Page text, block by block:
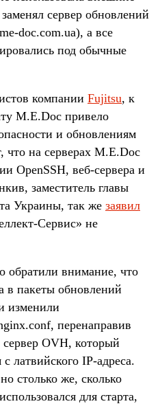
сервер обновлений
doc.com.ua), а все
под обычные
компании Fujitsu, к
M.E.Doc привело
и обновлениям
на серверах M.E.Doc
OpenSSH, веб-сервера и
заместитель главы
Украины, так же заявил
Сервис» не
обратили внимание, что
в пакеты обновлений
изменили
перенаправив
OVH, который
латвийского IP-адреса.
столько же, сколько
для старта,